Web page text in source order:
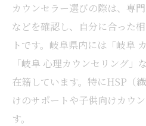
カウンセラー選びの際は、専
などを確認し、自分に合った
トです。岐阜県内には「岐阜
「岐阜 心理カウンセリング」
在籍しています。特にHSP（
けのサポートや子供向けカウ
す。